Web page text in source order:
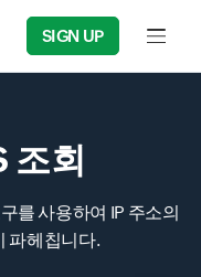
SIGN UP Input
조회
를 사용하여 IP 주소의
파헤칩니다.